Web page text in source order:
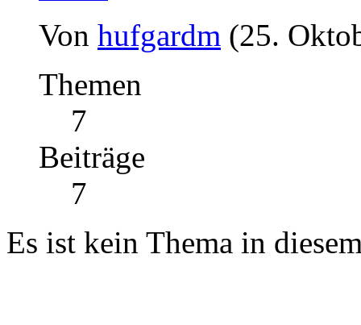
Von hufgardm (25.
Themen
7
Beiträge
7
Es ist kein Thema in